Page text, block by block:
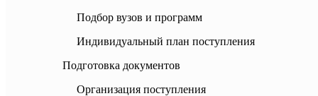
Подбор вузов и программ
Индивидуальный план поступления
Подготовка документов
Организация поступления